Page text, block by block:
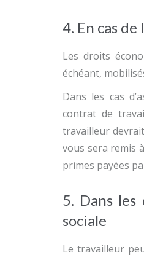
4. En cas
Les droits
échéant,
Dans les cas
contrat de
travailleur
vous sera remis
primes payées
5. Dans les
sociale
Le travailleur